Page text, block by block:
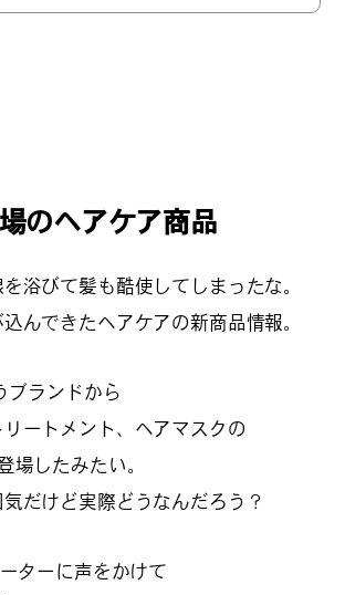
なし
のヘアケア商品
浴びて髪も酷使してしまったな。
んできたヘアケアの新商品情報。
ブランドから
ートメント、ヘアマスクの
場したみたい。
だけど実際どうなんだろう？
ターに声をかけて